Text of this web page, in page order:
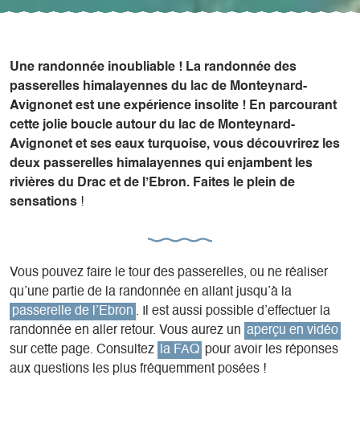
Une randonnée inoubliable ! La randonnée des
passerelles himalayennes du lac de Monteynard-
Avignonet est une expérience insolite ! En parcourant
cette jolie boucle autour du lac de Monteynard-
Avignonet et ses eaux turquoise, vous découvrirez les
deux passerelles himalayennes qui enjambent les
rivières du Drac et de l’Ebron. Faites le plein de
sensations !
Vous pouvez faire le tour des passerelles, ou ne réaliser
qu’une partie de la randonnée en allant jusqu’à la
passerelle de l’Ebron . Il est aussi possible d’effectuer la
randonnée en aller retour. Vous aurez un aperçu en vidéo
sur cette page. Consultez
la FAQ pour avoir les réponses
aux questions les plus fréquemment posées !